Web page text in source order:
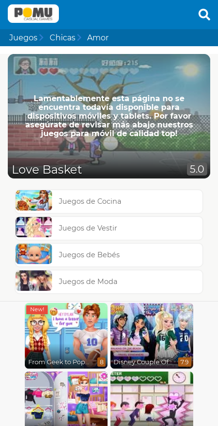
Juegos Chicas Amor
Lamentablemente esta página no se
encuentra todavía disponible para
dispositivos móviles y tablets. Por favor
asegúrate de revisar más abajo nuestros
juegos para móvil de calidad top!
Love Basket 5.0
Juegos de Cocina
Juegos de Vestir
Juegos de Bebés
Juegos de Moda
From Geek to Popular Girl 8 Disney Couple Of The Year 7.9